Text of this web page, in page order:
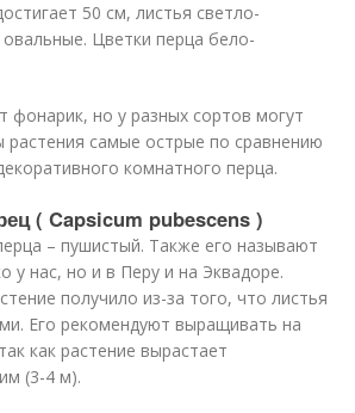
50 см, листья светло-
Цветки перца бело-
но у разных сортов могут
растения самые острые по сравнению
комнатного перца.
( Capsicum pubescens )
– пушистый. Также его называют
у нас, но и в Перу и на Эквадоре.
получило из-за того, что листья
Его рекомендуют выращивать на
как растение вырастает
(3-4 м).